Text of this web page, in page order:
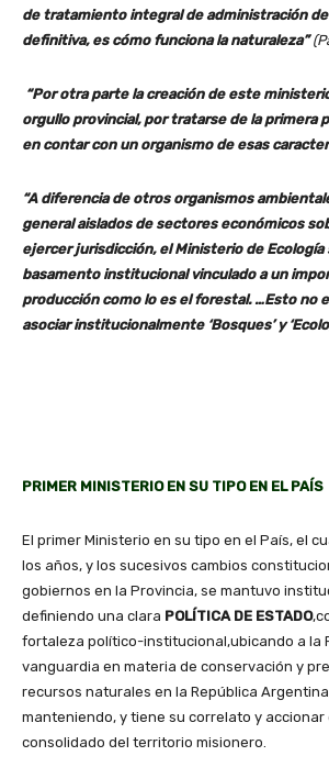
de tratamiento integral de administración
definitiva, es cómo funciona la naturaleza”
“Por otra parte la creación de este
orgullo provincial, por tratarse de la primera
en contar con un organismo de esas
“A diferencia de otros organismos
general aislados de sectores económicos
ejercer jurisdicción, el Ministerio de Ecología
basamento institucional vinculado a un
producción como lo es el forestal. …Esto no
asociar institucionalmente ‘Bosques’ y
PRIMER MINISTERIO EN SU TIPO EN EL PAÍS
El primer Ministerio en su tipo en el País, el
los años, y los sucesivos cambios
gobiernos en la Provincia, se mantuvo
definiendo una clara POLÍTICA DE ESTADO
fortaleza político-institucional,ubicando a la
vanguardia en materia de conservación y
recursos naturales en la República
manteniendo, y tiene su correlato y accionar
consolidado del territorio misionero.